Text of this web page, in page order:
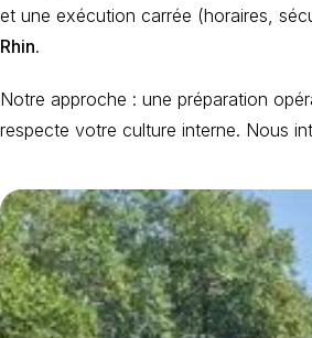
et une exécution carrée (horaires,
Rhin.
Notre approche : une préparation
respecte votre culture interne. Nous